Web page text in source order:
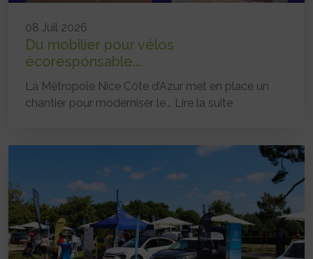
08 Juil 2026
Du mobilier pour vélos
écoresponsable...
La Métropole Nice Côte d’Azur met en place un
chantier pour moderniser le... Lire la suite